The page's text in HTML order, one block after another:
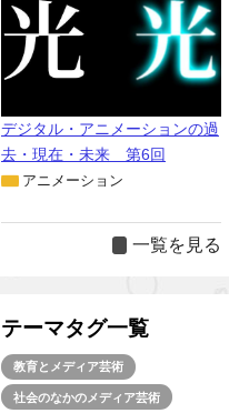
デジタル・アニメーションの過
去・現在・未来 第6回
アニメーション
一覧を見る
テーマタグ一覧
教育とメディア芸術
社会のなかのメディア芸術